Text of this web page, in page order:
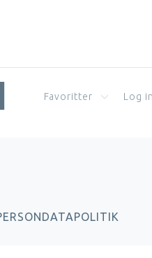
Favoritter Log